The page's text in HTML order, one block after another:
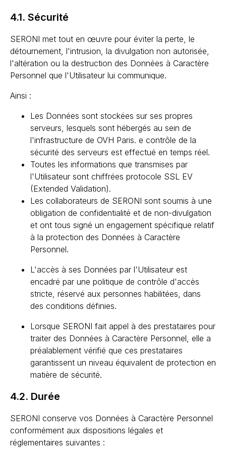
4.1. Sécurité
SERONI met tout en œuvre pour éviter la perte, le
détournement, l'intrusion, la divulgation non autorisée,
l'altération ou la destruction des Données à Caractère
Personnel que l'Utilisateur lui communique.
Ainsi :
Les Données sont stockées sur ses propres
serveurs, lesquels sont hébergés au sein de
l'infrastructure de OVH Paris. e contrôle de la
sécurité des serveurs est effectué en temps réel.
Toutes les informations que transmises par
l'Utilisateur sont chiffrées protocole SSL EV
(Extended Validation).
Les collaborateurs de SERONI sont soumis à une
obligation de confidentialité et de non-divulgation
et ont tous signé un engagement spécifique relatif
à la protection des Données à Caractère
Personnel.
L'accès à ses Données par l'Utilisateur est
encadré par une politique de contrôle d'accès
stricte, réservé aux personnes habilitées, dans
des conditions définies.
Lorsque SERONI fait appel à des prestataires pour
traiter des Données à Caractère Personnel, elle a
préalablement vérifié que ces prestataires
garantissent un niveau équivalent de protection en
matière de sécurité.
4.2. Durée
SERONI conserve vos Données à Caractère Personnel
conformément aux dispositions légales et
réglementaires suivantes :